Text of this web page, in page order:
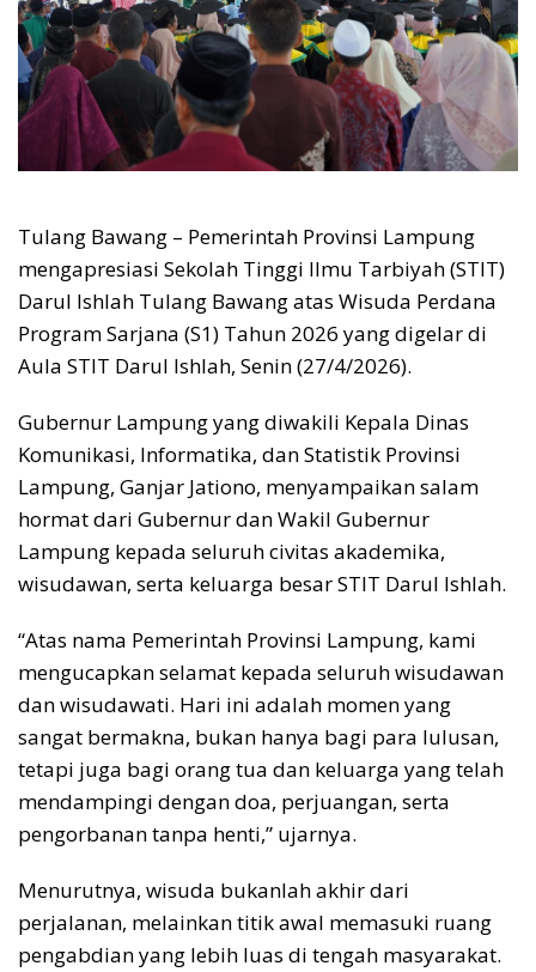
Tulang Bawang – Pemerintah Provinsi Lampung
mengapresiasi Sekolah Tinggi Ilmu Tarbiyah (STIT)
Darul Ishlah Tulang Bawang atas Wisuda Perdana
Program Sarjana (S1) Tahun 2026 yang digelar di
Aula STIT Darul Ishlah, Senin (27/4/2026).
Gubernur Lampung yang diwakili Kepala Dinas
Komunikasi, Informatika, dan Statistik Provinsi
Lampung, Ganjar Jationo, menyampaikan salam
hormat dari Gubernur dan Wakil Gubernur
Lampung kepada seluruh civitas akademika,
wisudawan, serta keluarga besar STIT Darul Ishlah.
“Atas nama Pemerintah Provinsi Lampung, kami
mengucapkan selamat kepada seluruh wisudawan
dan wisudawati. Hari ini adalah momen yang
sangat bermakna, bukan hanya bagi para lulusan,
tetapi juga bagi orang tua dan keluarga yang telah
mendampingi dengan doa, perjuangan, serta
pengorbanan tanpa henti,” ujarnya.
Menurutnya, wisuda bukanlah akhir dari
perjalanan, melainkan titik awal memasuki ruang
pengabdian yang lebih luas di tengah masyarakat.